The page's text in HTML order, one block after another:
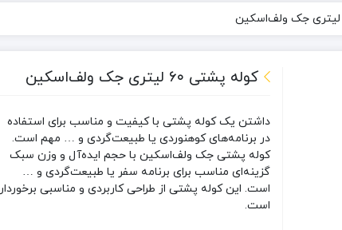
کوله پشتی ۶۰ لیتری جک‌ ولف‌اسکین
داشتن یک کوله پشتی با کیفیت و مناسب برای استفاده
در برنامه‌های کوهنوردی یا طبیعت‌گردی و … مهم است.
کوله پشتی جک‌ ولف‌اسکین با حجم ایده‌آل و وزن سبک
گزینه‌ای مناسب برای برنامه سفر یا طبیعت‌گردی و …
است. این کوله پشتی از طراحی کاربردی و مناسبی برخوردار
است.